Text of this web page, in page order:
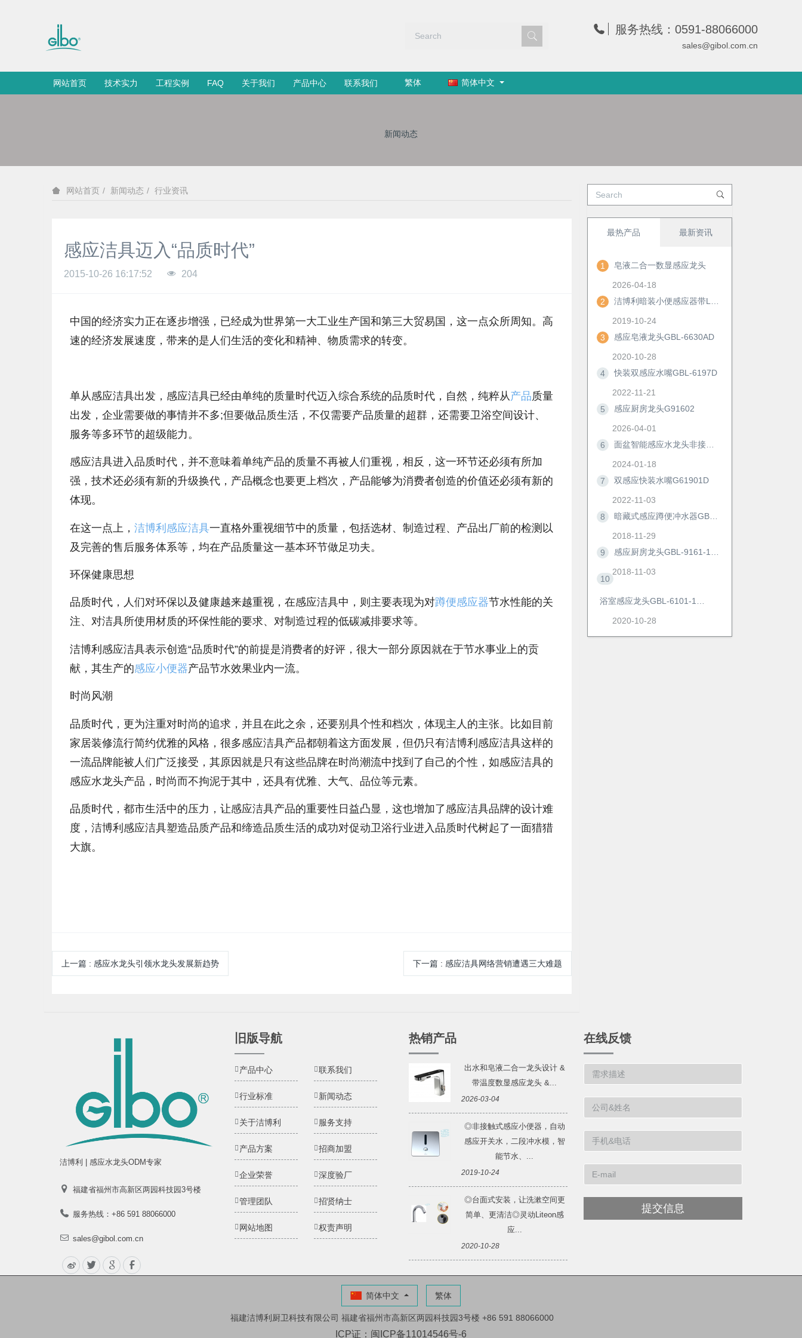
服务热线：0591-88066000
sales@gibol.com.cn
网站首页 技术实力 工程实例 FAQ 关于我们 产品中心 联系我们 繁体 简体中文
新闻动态
网站首页 新闻动态 行业资讯
感应洁具迈入“品质时代”
2015-10-26 16:17:52 204
中国的经济实力正在逐步增强，已经成为世界第一大工业生产国和第三大贸易国，这一点众所周知。高
速的经济发展速度，带来的是人们生活的变化和精神、物质需求的转变。
单从感应洁具出发，感应洁具已经由单纯的质量时代迈入综合系统的品质时代，自然，纯粹从产品质量
出发，企业需要做的事情并不多;但要做品质生活，不仅需要产品质量的超群，还需要卫浴空间设计、
服务等多环节的超级能力。
感应洁具进入品质时代，并不意味着单纯产品的质量不再被人们重视，相反，这一环节还必须有所加
强，技术还必须有新的升级换代，产品概念也要更上档次，产品能够为消费者创造的价值还必须有新的
体现。
在这一点上， 洁博利感应洁具一直格外重视细节中的质量，包括选材、制造过程、产品出厂前的检测以
及完善的售后服务体系等，均在产品质量这一基本环节做足功夫。
环保健康思想
品质时代，人们对环保以及健康越来越重视，在感应洁具中，则主要表现为对蹲便感应器节水性能的关
注、对洁具所使用材质的环保性能的要求、对制造过程的低碳减排要求等。
洁博利感应洁具表示创造“品质时代”的前提是消费者的好评，很大一部分原因就在于节水事业上的贡
献，其生产的感应小便器产品节水效果业内一流。
时尚风潮
品质时代，更为注重对时尚的追求，并且在此之余，还要别具个性和档次，体现主人的主张。比如目前
家居装修流行简约优雅的风格，很多感应洁具产品都朝着这方面发展，但仍只有洁博利感应洁具这样的
一流品牌能被人们广泛接受，其原因就是只有这些品牌在时尚潮流中找到了自己的个性，如感应洁具的
感应水龙头产品，时尚而不拘泥于其中，还具有优雅、大气、品位等元素。
品质时代，都市生活中的压力，让感应洁具产品的重要性日益凸显，这也增加了感应洁具品牌的设计难
度，洁博利感应洁具塑造品质产品和缔造品质生活的成功对促动卫浴行业进入品质时代树起了一面猎猎
大旗。
上一篇 : 感应水龙头引领水龙头发展新趋势 下一篇: 感应洁具网络营销遭遇三大难题
最热产品 最新资讯
1 皂液二合一数显感应龙头
2026-04-18
2
2019-10-24
3
感应皂液龙头GBL-6630AD
2020-10-28
4
快装双感应水嘴GBL-6197D
2022-11-21
5
感应厨房龙头G91602
2026-04-01
6
2024-01-18
7
双感应快装水嘴G61901D
2022-11-03
8
2018-11-29
9
2018-11-03
10
2020-10-28
洁博利 | 感应水龙头ODM专家
福建省福州市高新区两园科技园3号楼
服务热线：+86 591 88066000
sales@gibol.com.cn
旧版导航
产品中心 联系我们
行业标准 新闻动态
关于洁博利 服务支持
产品方案 招商加盟
企业荣誉 深度验厂
管理团队 招贤纳士
网站地图 权责声明
热销产品
出水和皂液二合一龙头设计 &
带温度数显感应龙头 &...
2026-03-04
◎非接触式感应小便器，自动
感应开关水，二段冲水模，智
能节水、...
2019-10-24
◎台面式安装，让洗漱空间更
简单、更清洁◎灵动Liteon感
应...
2020-10-28
在线反馈
提交信息
简体中文 繁体
福建洁博利厨卫科技有限公司 福建省福州市高新区两园科技园3号楼 +86 591 88066000
ICP证：闽ICP备11014546号-6